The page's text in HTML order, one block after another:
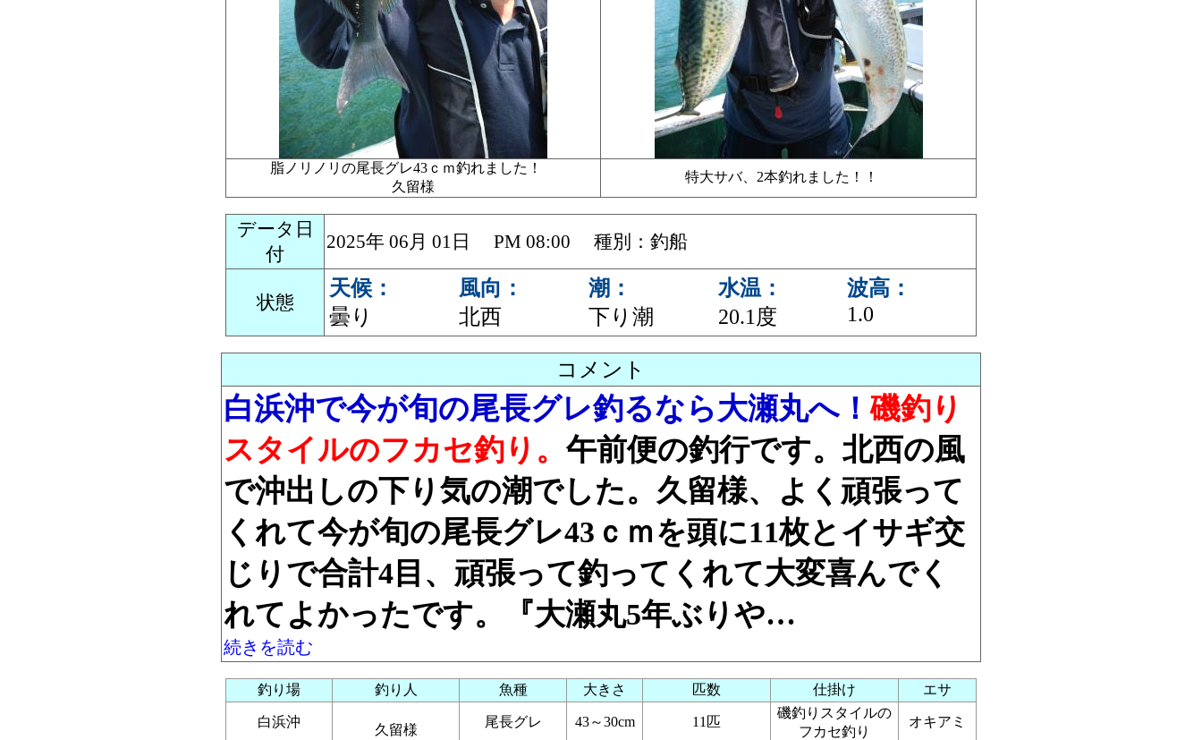
脂ノリノリの尾長グレ43ｃｍ釣れました！
久留様
特大サバ、2本釣れました！！
データ日
付
2025年 06月 01日 PM 08:00 種別：釣船
状態
天候：
曇り
風向：
北西
潮：
下り潮
水温：
20.1度
波高：
1.0
コメント
白浜沖で今が旬の尾長グレ釣るなら大瀬丸へ！磯釣り
スタイルのフカセ釣り。午前便の釣行です。北西の風
で沖出しの下り気の潮でした。久留様、よく頑張って
くれて今が旬の尾長グレ43ｃｍを頭に11枚とイサギ交
じりで合計4目、頑張って釣ってくれて大変喜んでく
れてよかったです。『大瀬丸5年ぶりや…
続きを読む
釣り場 釣り人 魚種 大きさ 匹数 仕掛け エサ
白浜沖
久留様
尾長グレ 43～30cm 11匹
磯釣りスタイルの
フカセ釣り
オキアミ